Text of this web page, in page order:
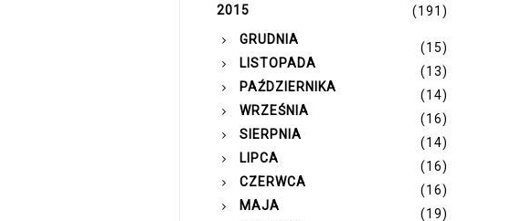
2015
(191)
►
GRUDNIA
(15)
►
LISTOPADA
(13)
►
PAŹDZIERNIKA
(14)
►
WRZEŚNIA
(16)
►
SIERPNIA
(14)
►
LIPCA
(16)
►
CZERWCA
(16)
►
MAJA
(19)